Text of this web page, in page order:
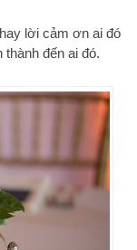
lời cảm ơn ai đó
đến ai đó.